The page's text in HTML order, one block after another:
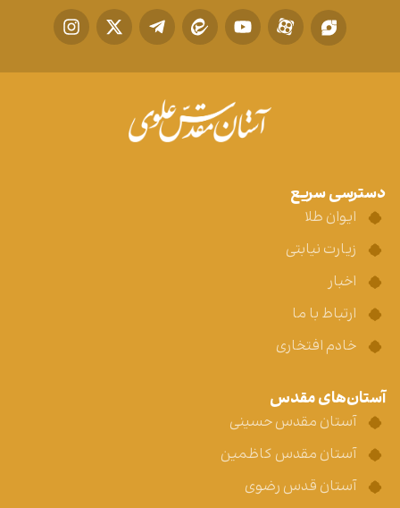
دسترسی سریع
ایوان طلا
زیارت نیابتی
اخبار
ارتباط با ما
خادم افتخاری
آستان‌های مقدس
آستان مقدس حسینی
آستان مقدس کاظمین
آستان قدس رضوی